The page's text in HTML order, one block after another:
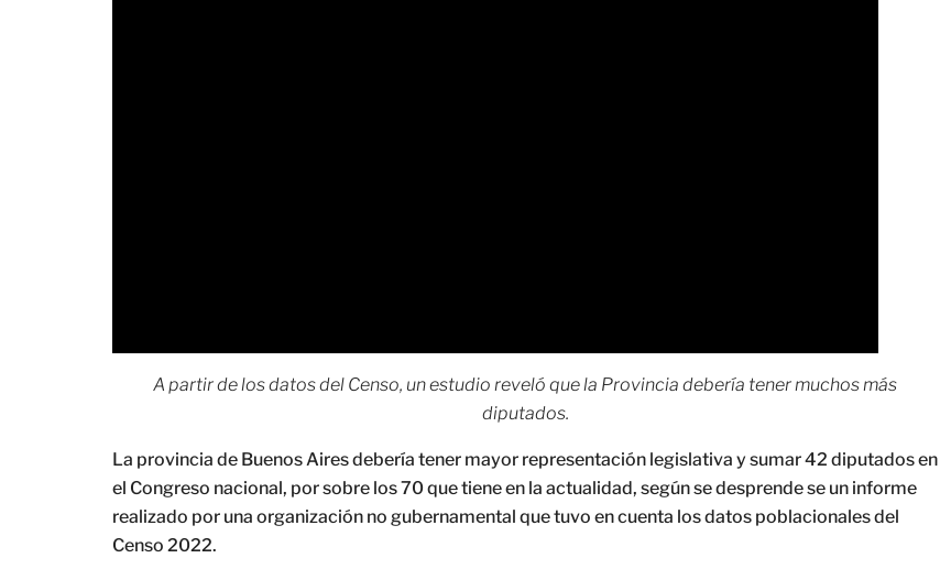
A partir de los datos del Censo, un estudio reveló que la Provincia debería tener muchos más
diputados.
La provincia de Buenos Aires debería tener mayor representación legislativa y sumar 42 diputados en
el Congreso nacional, por sobre los 70 que tiene en la actualidad, según se desprende se un informe
realizado por una organización no gubernamental que tuvo en cuenta los datos poblacionales del
Censo 2022.